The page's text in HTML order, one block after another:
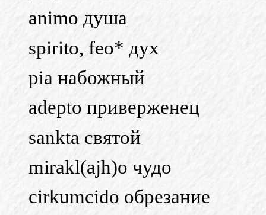
animo душа
spirito, feo* дух
pia набожный
adepto приверженец
sankta святой
mirakl(ajh)o чудо
cirkumcido обрезание